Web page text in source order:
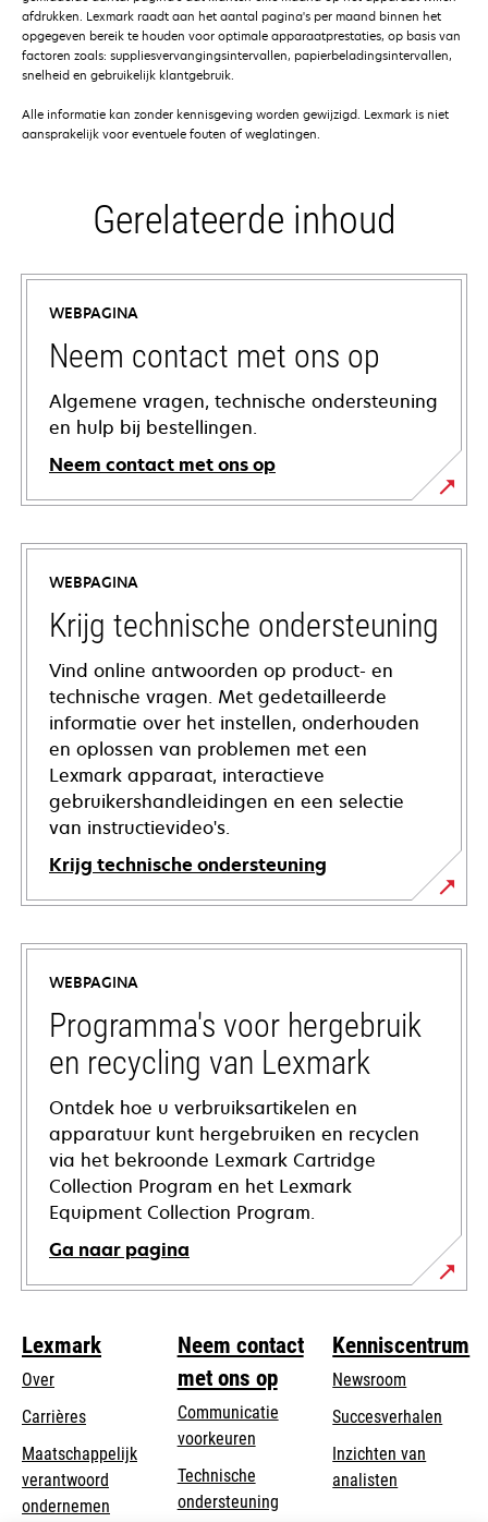
afdrukken. Lexmark raadt aan het aantal pagina's per maand binnen het
opgegeven bereik te houden voor optimale apparaatprestaties, op basis van
factoren zoals: suppliesvervangingsintervallen, papierbeladingsintervallen,
snelheid en gebruikelijk klantgebruik.
Alle informatie kan zonder kennisgeving worden gewijzigd. Lexmark is niet
aansprakelijk voor eventuele fouten of weglatingen.
Gerelateerde inhoud
WEBPAGINA
Neem contact met ons op
Algemene vragen, technische ondersteuning
en hulp bij bestellingen.
Neem contact met ons op
WEBPAGINA
Krijg technische ondersteuning
Vind online antwoorden op product- en
technische vragen. Met gedetailleerde
informatie over het instellen, onderhouden
en oplossen van problemen met een
Lexmark apparaat, interactieve
gebruikershandleidingen en een selectie
van instructievideo's.
Krijg technische ondersteuning
opens
in
new
tab
WEBPAGINA
Programma's voor hergebruik
en recycling van Lexmark
Ontdek hoe u verbruiksartikelen en
apparatuur kunt hergebruiken en recyclen
via het bekroonde Lexmark Cartridge
Collection Program en het Lexmark
Equipment Collection Program.
Ga naar pagina
Lexmark
Over
Carrières
Maatschappelijk
verantwoord
ondernemen
Neem contact
met ons op
Communicatie
voorkeuren
Technische
ondersteuningopens
Kenniscentrum
Newsroom
Succesverhalen
Inzichten van
analisten